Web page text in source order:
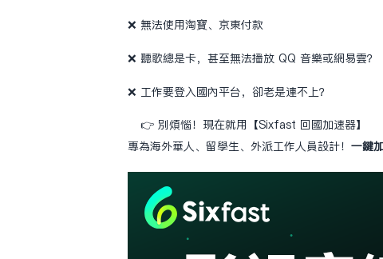
❌ 無法使用淘寶、京東付款
❌ 聽歌總是卡，甚至無法播放 QQ 音樂或網易雲？
❌ 工作要登入國內平台，卻老是連不上？
👉 別煩惱！現在就用【Sixfast 回國加速器】
專為海外華人、留學生、外派工作人員設計！ 一鍵